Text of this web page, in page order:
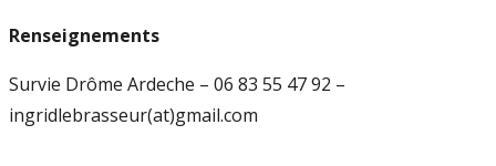
Renseignements
Survie Drôme Ardeche – 06 83 55 47 92 –
ingridlebrasseur(at)gmail.com